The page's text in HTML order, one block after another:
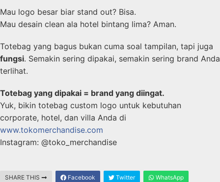
Mau logo besar biar stand out? Bisa.
Mau desain clean ala hotel bintang lima? Aman.
Totebag yang bagus bukan cuma soal tampilan, tapi juga
fungsi. Semakin sering dipakai, semakin sering brand Anda
terlihat.
Totebag yang dipakai = brand yang diingat.
Yuk, bikin totebag custom logo untuk kebutuhan
corporate, hotel, dan villa Anda di
www.tokomerchandise.com
Instagram: @toko_merchandise
SHARE THIS Facebook Twitter WhatsApp